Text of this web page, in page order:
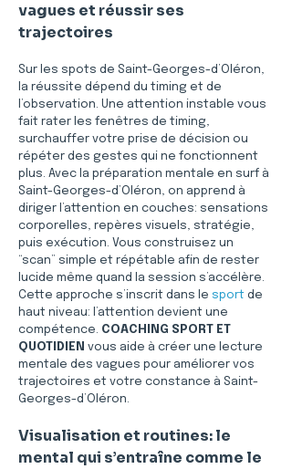
vagues et réussir ses
trajectoires
Sur les spots de Saint-Georges-d’Oléron,
la réussite dépend du timing et de
l’observation. Une attention instable vous
fait rater les fenêtres de timing,
surchauffer votre prise de décision ou
répéter des gestes qui ne fonctionnent
plus. Avec la préparation mentale en surf à
Saint-Georges-d’Oléron, on apprend à
diriger l’attention en couches: sensations
corporelles, repères visuels, stratégie,
puis exécution. Vous construisez un
“scan” simple et répétable afin de rester
lucide même quand la session s’accélère.
Cette approche s’inscrit dans le sport de
haut niveau: l’attention devient une
compétence. COACHING SPORT ET
QUOTIDIEN vous aide à créer une lecture
mentale des vagues pour améliorer vos
trajectoires et votre constance à Saint-
Georges-d’Oléron.
Visualisation et routines: le
mental qui s’entraîne comme le